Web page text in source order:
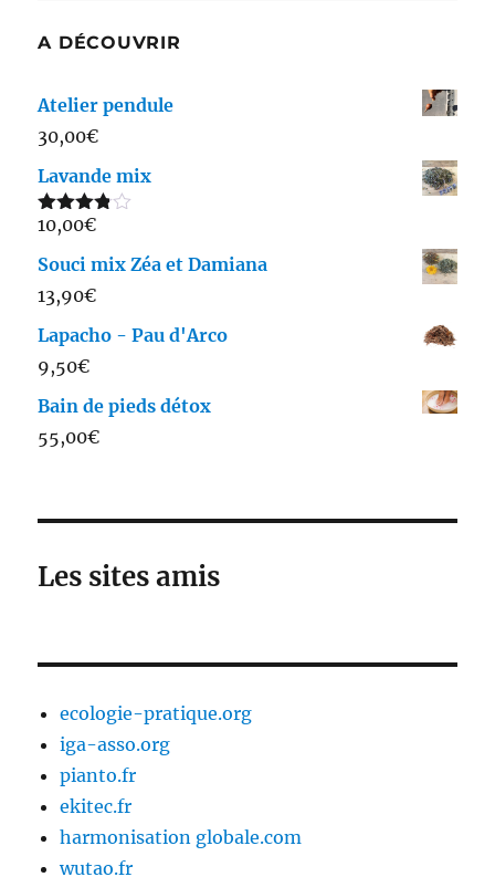
A DÉCOUVRIR
Atelier pendule
30,00€
Lavande mix
Note
sur 5
10,00€
Souci mix Zéa et Damiana
13,90€
Lapacho - Pau d'Arco
9,50€
Bain de pieds détox
55,00€
Les sites amis
ecologie-pratique.org
iga-asso.org
pianto.fr
ekitec.fr
harmonisation globale.com
wutao.fr